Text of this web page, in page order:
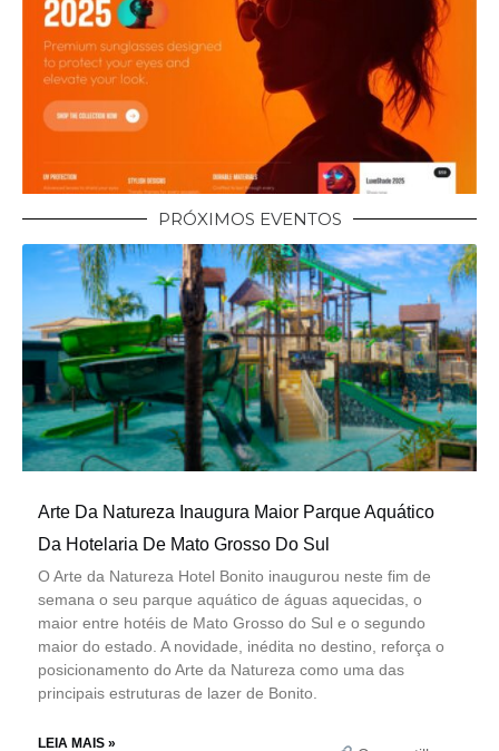
PRÓXIMOS EVENTOS
Arte Da Natureza Inaugura Maior Parque Aquático
Da Hotelaria De Mato Grosso Do Sul
O Arte da Natureza Hotel Bonito inaugurou neste fim de
semana o seu parque aquático de águas aquecidas, o
maior entre hotéis de Mato Grosso do Sul e o segundo
maior do estado. A novidade, inédita no destino, reforça o
posicionamento do Arte da Natureza como uma das
principais estruturas de lazer de Bonito.
LEIA MAIS »